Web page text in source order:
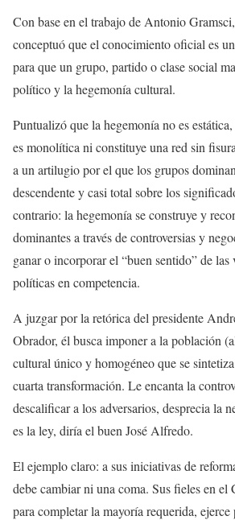
Con base en el trabajo de Antonio
conceptuó que el conocimiento oficial es
para que un grupo, partido o clase social
político y la hegemonía cultural.
Puntualizó que la hegemonía no es
es monolítica ni constituye una red sin
a un artilugio por el que los grupos
descendente y casi total sobre los
contrario: la hegemonía se construye y
dominantes a través de controversias y
ganar o incorporar el “buen sentido” de las
políticas en competencia.
A juzgar por la retórica del presidente
Obrador, él busca imponer a la población
cultural único y homogéneo que se
cuarta transformación. Le encanta la
descalificar a los adversarios, desprecia la
es la ley, diría el buen José Alfredo.
El ejemplo claro: a sus iniciativas de
debe cambiar ni una coma. Sus fieles en el
para completar la mayoría requerida,